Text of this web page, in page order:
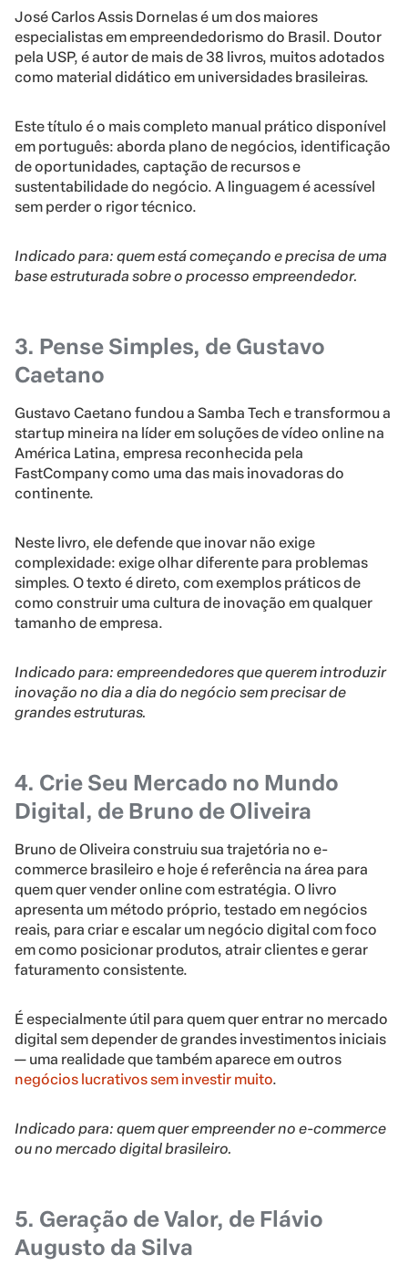
José Carlos Assis Dornelas é um dos maiores
especialistas em empreendedorismo do Brasil. Doutor
pela USP, é autor de mais de 38 livros, muitos adotados
como material didático em universidades brasileiras.
Este título é o mais completo manual prático disponível
em português: aborda plano de negócios, identificação
de oportunidades, captação de recursos e
sustentabilidade do negócio. A linguagem é acessível
sem perder o rigor técnico.
Indicado para: quem está começando e precisa de uma
base estruturada sobre o processo empreendedor.
3. Pense Simples, de Gustavo
Caetano
Gustavo Caetano fundou a Samba Tech e transformou a
startup mineira na líder em soluções de vídeo online na
América Latina, empresa reconhecida pela
FastCompany como uma das mais inovadoras do
continente.
Neste livro, ele defende que inovar não exige
complexidade: exige olhar diferente para problemas
simples. O texto é direto, com exemplos práticos de
como construir uma cultura de inovação em qualquer
tamanho de empresa.
Indicado para: empreendedores que querem introduzir
inovação no dia a dia do negócio sem precisar de
grandes estruturas.
4. Crie Seu Mercado no Mundo
Digital, de Bruno de Oliveira
Bruno de Oliveira construiu sua trajetória no e-
commerce brasileiro e hoje é referência na área para
quem quer vender online com estratégia. O livro
apresenta um método próprio, testado em negócios
reais, para criar e escalar um negócio digital com foco
em como posicionar produtos, atrair clientes e gerar
faturamento consistente.
É especialmente útil para quem quer entrar no mercado
digital sem depender de grandes investimentos iniciais
— uma realidade que também aparece em outros
negócios lucrativos sem investir muito.
Indicado para: quem quer empreender no e-commerce
ou no mercado digital brasileiro.
5. Geração de Valor, de Flávio
Augusto da Silva